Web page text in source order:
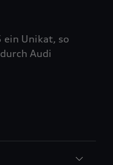
ein Unikat, so
Audi